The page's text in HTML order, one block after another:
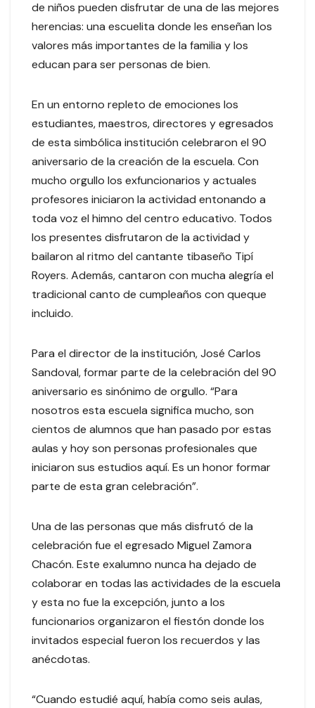
de niños pueden disfrutar de una de las mejores
herencias: una escuelita donde les enseñan los
valores más importantes de la familia y los
educan para ser personas de bien.
En un entorno repleto de emociones los
estudiantes, maestros, directores y egresados
de esta simbólica institución celebraron el 90
aniversario de la creación de la escuela. Con
mucho orgullo los exfuncionarios y actuales
profesores iniciaron la actividad entonando a
toda voz el himno del centro educativo. Todos
los presentes disfrutaron de la actividad y
bailaron al ritmo del cantante tibaseño Tipí
Royers. Además, cantaron con mucha alegría el
tradicional canto de cumpleaños con queque
incluido.
Para el director de la institución, José Carlos
Sandoval, formar parte de la celebración del 90
aniversario es sinónimo de orgullo. “Para
nosotros esta escuela significa mucho, son
cientos de alumnos que han pasado por estas
aulas y hoy son personas profesionales que
iniciaron sus estudios aquí. Es un honor formar
parte de esta gran celebración”.
Una de las personas que más disfrutó de la
celebración fue el egresado Miguel Zamora
Chacón. Este exalumno nunca ha dejado de
colaborar en todas las actividades de la escuela
y esta no fue la excepción, junto a los
funcionarios organizaron el fiestón donde los
invitados especial fueron los recuerdos y las
anécdotas.
“Cuando estudié aquí, había como seis aulas,